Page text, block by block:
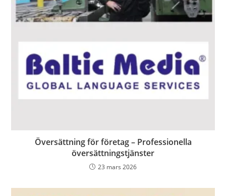
Översättning för företag – Professionella
översättningstjänster
23 mars 2026